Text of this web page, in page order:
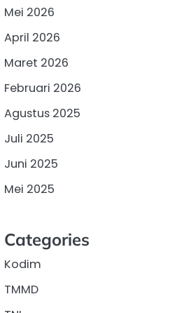
Mei 2026
April 2026
Maret 2026
Februari 2026
Agustus 2025
Juli 2025
Juni 2025
Mei 2025
Categories
Kodim
TMMD